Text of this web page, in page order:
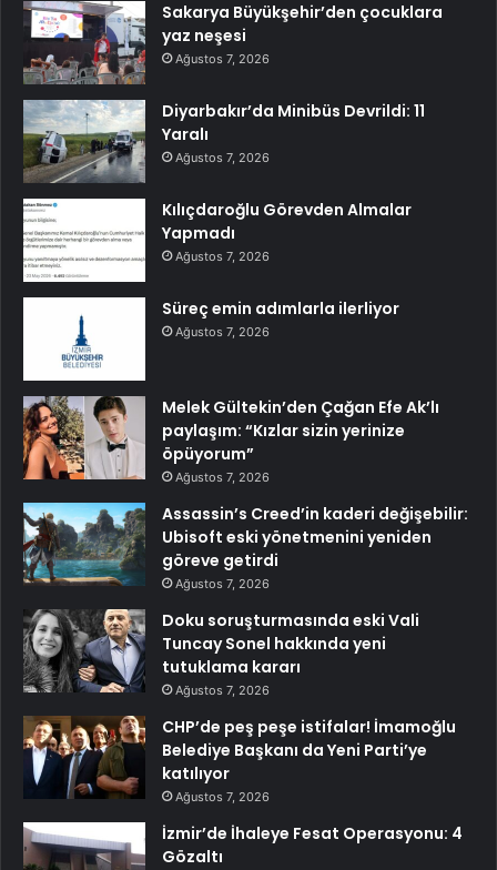
Sakarya Büyükşehir’den çocuklara
yaz neşesi
Ağustos 7, 2026
Diyarbakır’da Minibüs Devrildi: 11
Yaralı
Ağustos 7, 2026
Kılıçdaroğlu Görevden Almalar
Yapmadı
Ağustos 7, 2026
Süreç emin adımlarla ilerliyor
Ağustos 7, 2026
Melek Gültekin’den Çağan Efe Ak’lı
paylaşım: “Kızlar sizin yerinize
öpüyorum”
Ağustos 7, 2026
Assassin’s Creed’in kaderi değişebilir:
Ubisoft eski yönetmenini yeniden
göreve getirdi
Ağustos 7, 2026
Doku soruşturmasında eski Vali
Tuncay Sonel hakkında yeni
tutuklama kararı
Ağustos 7, 2026
CHP’de peş peşe istifalar! İmamoğlu
Belediye Başkanı da Yeni Parti’ye
katılıyor
Ağustos 7, 2026
İzmir’de İhaleye Fesat Operasyonu: 4
Gözaltı